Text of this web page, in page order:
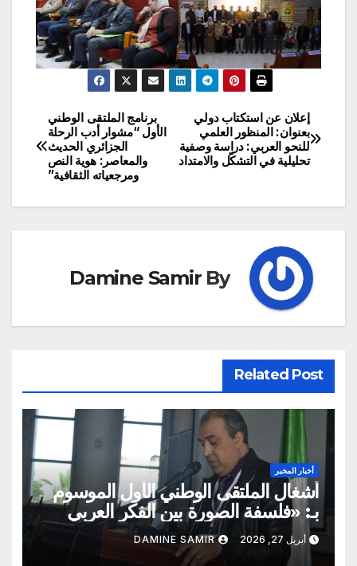
تصفّح
المقالات
برنامج الملتقى الوطني
الأول “مشوار أدب الرحلة
الجزائري الحديث
والمعاصر: هوية النص
ومرجعياته الثقافية”
إعلان عن استكتاب دولي
بعنوان: المنظور العلمي
للنحو العربي: دراسة وصفية
تحليلية في التشكّل والامتداد
By
Damine Samir
Related Post
أخبار المخبر
أشغال الملتقى الوطني الأول الموسوم
بـ: «فلسفة الصورة بين الفكر العربي
الإسلامي والفكر الغربي: من الميتافيزيقيا
المتعالية إلى الممارسة الثقافية»
أبريل 27, 2026 DAMINE SAMIR